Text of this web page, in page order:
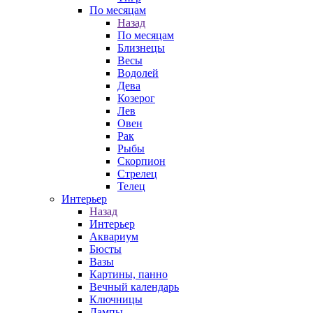
По месяцам
Назад
По месяцам
Близнецы
Весы
Водолей
Дева
Козерог
Лев
Овен
Рак
Рыбы
Скорпион
Стрелец
Телец
Интерьер
Назад
Интерьер
Аквариум
Бюсты
Вазы
Картины, панно
Вечный календарь
Ключницы